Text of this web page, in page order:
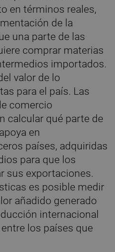
en términos reales,
de la
una parte de las
comprar materias
importados.
valor de lo
para el país. Las
comercio
calcular qué parte de
en
países, adquiridas
para que los
sus exportaciones.
es posible medir
añadido generado
internacional
los países que